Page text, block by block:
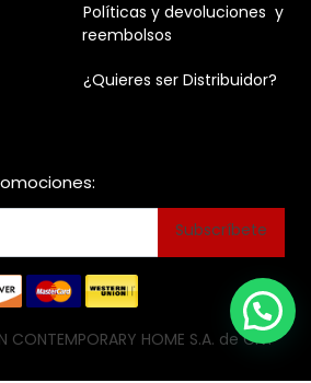
Políticas y devoluciones y
reembolsos
¿Quieres ser Distribuidor?
Subscríbete
CONTEMPORARY HOME S.A. de C.V.